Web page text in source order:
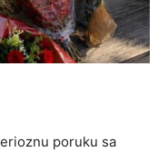
poruku sa